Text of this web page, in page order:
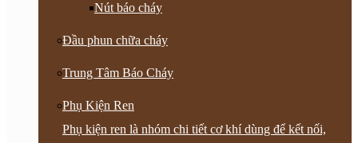
Nút báo cháy
Đầu phun chữa cháy
Trung Tâm Báo Cháy
Phụ Kiện Ren
Phụ kiện ren là nhóm chi tiết cơ khí dùng để kết nối,